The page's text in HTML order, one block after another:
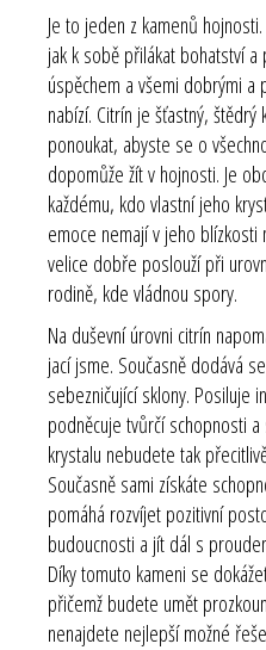
Je to jeden z kamenů
jak k sobě přilákat bohatství
úspěchem a všemi dobrými
nabízí. Citrín je šťastný,
ponoukat, abyste se o
dopomůže žít v hojnosti. Je
každému, kdo vlastní jeho
emoce nemají v jeho
velice dobře poslouží při
rodině, kde vládnou spory.
Na duševní úrovni citrín
jací jsme. Současně dodává
sebezničující sklony. Posiluje
podněcuje tvůrčí schopnosti
krystalu nebudete tak
Současně sami získáte
pomáhá rozvíjet pozitivní
budoucnosti a jít dál s
Díky tomuto kameni se
přičemž budete umět
nenajdete nejlepší možné